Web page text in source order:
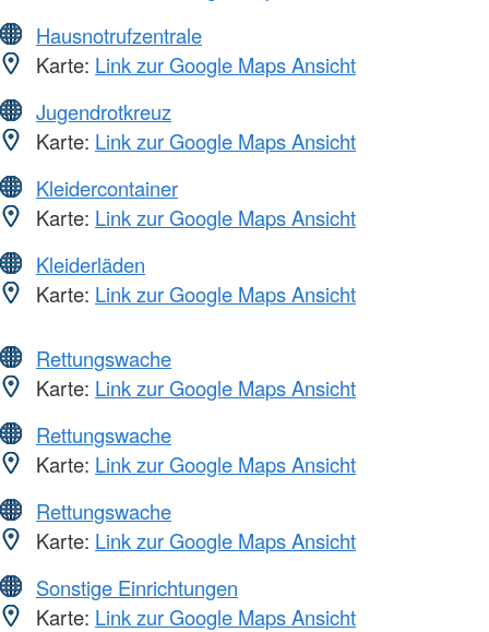
Hausnotrufzentrale
Karte: Link zur Google Maps Ansicht
Jugendrotkreuz
Karte: Link zur Google Maps Ansicht
Kleidercontainer
Karte: Link zur Google Maps Ansicht
Kleiderläden
Karte: Link zur Google Maps Ansicht
Rettungswache
Karte: Link zur Google Maps Ansicht
Rettungswache
Karte: Link zur Google Maps Ansicht
Rettungswache
Karte: Link zur Google Maps Ansicht
Sonstige Einrichtungen
Karte: Link zur Google Maps Ansicht